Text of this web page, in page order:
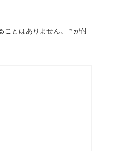
ことはありません。 * が付